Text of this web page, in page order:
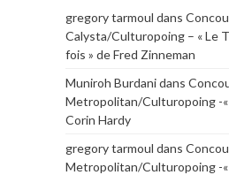
gregory tarmoul dans
Calysta/Culturopoing – « Le
fois » de Fred Zinneman
Muniroh Burdanidans
Metropolitan/Culturopoing -
Corin Hardy
gregory tarmoul dans
Metropolitan/Culturopoing -